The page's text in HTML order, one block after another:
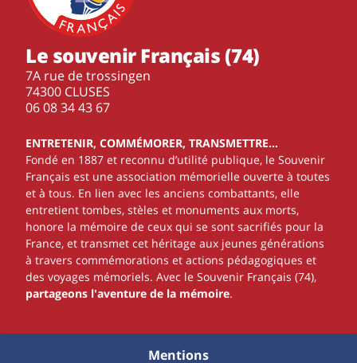
Le souvenir Français (74)
7A rue de trossingen
74300 CLUSES
‭06 08 34 43 67‬
ENTRETENIR, COMMÉMORER, TRANSMETTRE…
Fondé en 1887 et reconnu d’utilité publique, le Souvenir
Français est une association mémorielle ouverte à toutes
et à tous. En lien avec les anciens combattants, elle
entretient tombes, stèles et monuments aux morts,
honore la mémoire de ceux qui se sont sacrifiés pour la
France, et transmet cet héritage aux jeunes générations
à travers commémorations et actions pédagogiques et
des voyages mémoriels. Avec le Souvenir Français (74),
partageons l'aventure de la mémoire.
Mentions